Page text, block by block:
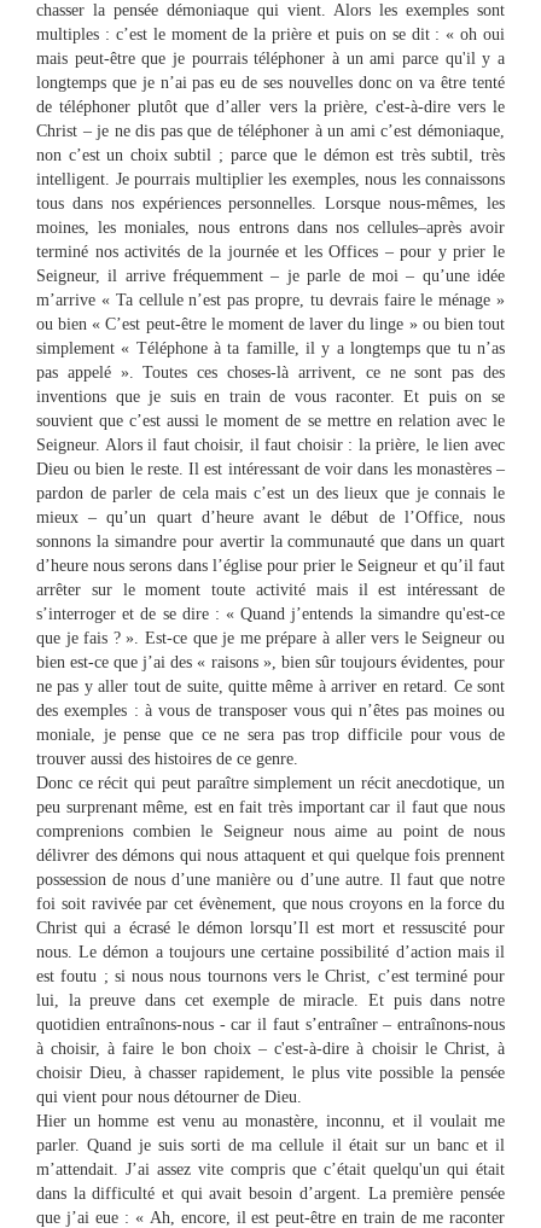
chasser la pensée démoniaque qui vient. Alors les exemples sont
multiples : c’est le moment de la prière et puis on se dit : « oh oui
mais peut-être que je pourrais téléphoner à un ami parce qu'il y a
longtemps que je n’ai pas eu de ses nouvelles donc on va être tenté
de téléphoner plutôt que d’aller vers la prière, c'est-à-dire vers le
Christ – je ne dis pas que de téléphoner à un ami c’est démoniaque,
non c’est un choix subtil ; parce que le démon est très subtil, très
intelligent. Je pourrais multiplier les exemples, nous les connaissons
tous dans nos expériences personnelles. Lorsque nous-mêmes, les
moines, les moniales, nous entrons dans nos cellules–après avoir
terminé nos activités de la journée et les Offices – pour y prier le
Seigneur, il arrive fréquemment – je parle de moi – qu’une idée
m’arrive « Ta cellule n’est pas propre, tu devrais faire le ménage »
ou bien « C’est peut-être le moment de laver du linge » ou bien tout
simplement « Téléphone à ta famille, il y a longtemps que tu n’as
pas appelé ». Toutes ces choses-là arrivent, ce ne sont pas des
inventions que je suis en train de vous raconter. Et puis on se
souvient que c’est aussi le moment de se mettre en relation avec le
Seigneur. Alors il faut choisir, il faut choisir : la prière, le lien avec
Dieu ou bien le reste. Il est intéressant de voir dans les monastères –
pardon de parler de cela mais c’est un des lieux que je connais le
mieux – qu’un quart d’heure avant le début de l’Office, nous
sonnons la simandre pour avertir la communauté que dans un quart
d’heure nous serons dans l’église pour prier le Seigneur et qu’il faut
arrêter sur le moment toute activité mais il est intéressant de
s’interroger et de se dire : « Quand j’entends la simandre qu'est-ce
que je fais ? ». Est-ce que je me prépare à aller vers le Seigneur ou
bien est-ce que j’ai des « raisons », bien sûr toujours évidentes, pour
ne pas y aller tout de suite, quitte même à arriver en retard. Ce sont
des exemples : à vous de transposer vous qui n’êtes pas moines ou
moniale, je pense que ce ne sera pas trop difficile pour vous de
trouver aussi des histoires de ce genre.
Donc ce récit qui peut paraître simplement un récit anecdotique, un
peu surprenant même, est en fait très important car il faut que nous
comprenions combien le Seigneur nous aime au point de nous
délivrer des démons qui nous attaquent et qui quelque fois prennent
possession de nous d’une manière ou d’une autre. Il faut que notre
foi soit ravivée par cet évènement, que nous croyons en la force du
Christ qui a écrasé le démon lorsqu’Il est mort et ressuscité pour
nous. Le démon a toujours une certaine possibilité d’action mais il
est foutu ; si nous nous tournons vers le Christ, c’est terminé pour
lui, la preuve dans cet exemple de miracle. Et puis dans notre
quotidien entraînons-nous - car il faut s’entraîner – entraînons-nous
à choisir, à faire le bon choix – c'est-à-dire à choisir le Christ, à
choisir Dieu, à chasser rapidement, le plus vite possible la pensée
qui vient pour nous détourner de Dieu.
Hier un homme est venu au monastère, inconnu, et il voulait me
parler. Quand je suis sorti de ma cellule il était sur un banc et il
m’attendait. J’ai assez vite compris que c’était quelqu'un qui était
dans la difficulté et qui avait besoin d’argent. La première pensée
que j’ai eue : « Ah, encore, il est peut-être en train de me raconter